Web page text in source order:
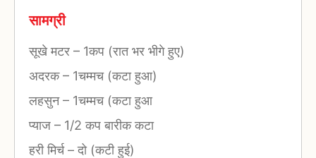
सामग्री
सूखे मटर – 1कप (रात भर भीगे हुए)
अदरक– 1चम्मच (कटा हुआ)
लहसुन– 1चम्मच (कटा हुआ
प्याज – 1/2 कप बारीक कटा
हरी मिर्च–दो (कटी हुई)